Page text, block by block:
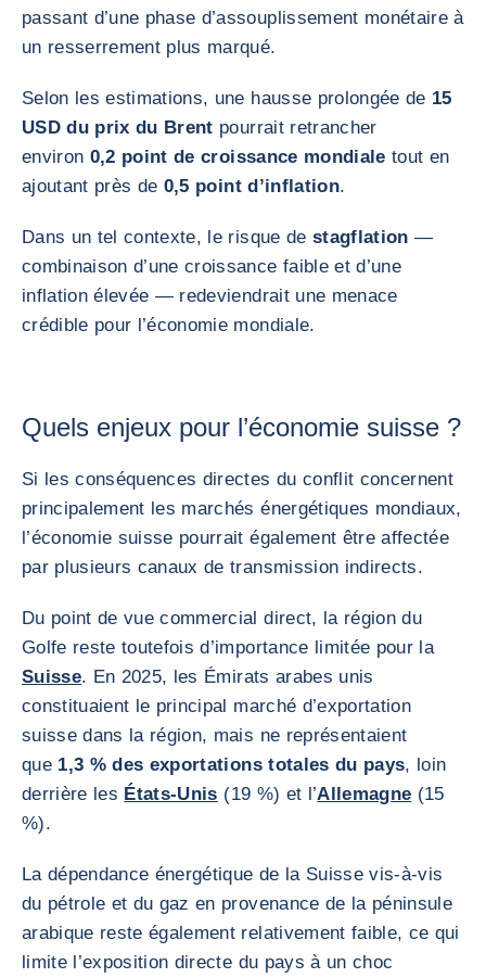
passant d’une phase d’assouplissement monétaire à
un resserrement plus marqué.
Selon les estimations, une hausse prolongée de 15
USD du prix du Brent pourrait retrancher
environ 0,2 point de croissance mondiale tout en
ajoutant près de 0,5 point d’inflation.
Dans un tel contexte, le risque de stagflation —
combinaison d’une croissance faible et d’une
inflation élevée — redeviendrait une menace
crédible pour l’économie mondiale.
Quels enjeux pour l’économie suisse ?
Si les conséquences directes du conflit concernent
principalement les marchés énergétiques mondiaux,
l’économie suisse pourrait également être affectée
par plusieurs canaux de transmission indirects.
Du point de vue commercial direct, la région du
Golfe reste toutefois d’importance limitée pour la
Suisse. En 2025, les Émirats arabes unis
constituaient le principal marché d’exportation
suisse dans la région, mais ne représentaient
que 1,3 % des exportations totales du pays, loin
derrière les États-Unis (19 %) et l’Allemagne (15
%).
La dépendance énergétique de la Suisse vis-à-vis
du pétrole et du gaz en provenance de la péninsule
arabique reste également relativement faible, ce qui
limite l’exposition directe du pays à un choc